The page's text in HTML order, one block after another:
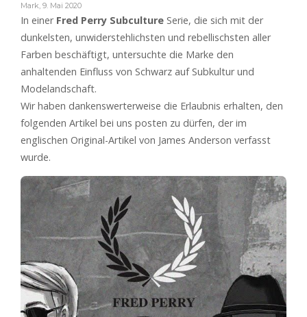
Mark, 9. Mai 2020
In einer Fred Perry Subculture Serie, die sich mit der
dunkelsten, unwiderstehlichsten und rebellischsten aller
Farben beschäftigt, untersuchte die Marke den
anhaltenden Einfluss von Schwarz auf Subkultur und
Modelandschaft.
Wir haben dankenswerterweise die Erlaubnis erhalten, den
folgenden Artikel bei uns posten zu dürfen, der im
englischen Original-Artikel von James Anderson verfasst
wurde.